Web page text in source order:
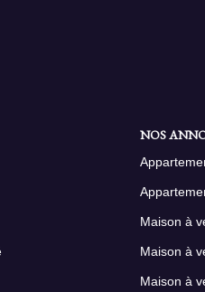
NOS
Maison à
Maison à
Maison à